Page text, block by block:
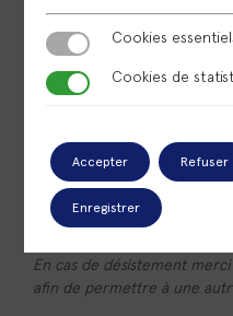
Notre but ?
Se rencontrer et vous
Profitez-en, c’est
Inscription obligatoire
En cas de désistement
afin de permettre à une
Cookies essentiels au
Cookies
Cookies de statistiques
Cookies de
Accepter Refuser
Enregistrer